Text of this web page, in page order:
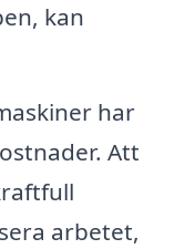
kan
har
Att
arbetet,